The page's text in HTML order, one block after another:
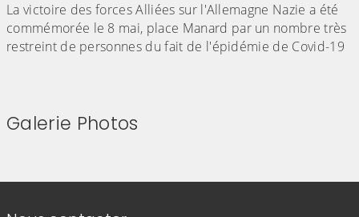
La victoire des forces Alliées sur l'Allemagne Nazie a été
commémorée le 8 mai, place Manard par un nombre très
restreint de personnes du fait de l'épidémie de Covid-19
Galerie Photos
Informations de contact